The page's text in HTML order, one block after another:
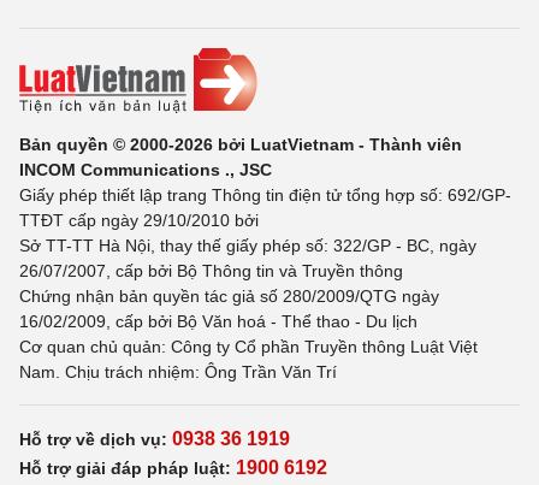
Bản quyền © 2000-2026 bởi LuatVietnam - Thành viên
INCOM Communications ., JSC
Giấy phép thiết lập trang Thông tin điện tử tổng hợp số: 692/GP-
TTĐT cấp ngày 29/10/2010 bởi
Sở TT-TT Hà Nội, thay thế giấy phép số: 322/GP - BC, ngày
26/07/2007, cấp bởi Bộ Thông tin và Truyền thông
Chứng nhận bản quyền tác giả số 280/2009/QTG ngày
16/02/2009, cấp bởi Bộ Văn hoá - Thể thao - Du lịch
Cơ quan chủ quản: Công ty Cổ phần Truyền thông Luật Việt
Nam. Chịu trách nhiệm: Ông Trần Văn Trí
Hỗ trợ về dịch vụ: 0938 36 1919
Hỗ trợ giải đáp pháp luật: 1900 6192